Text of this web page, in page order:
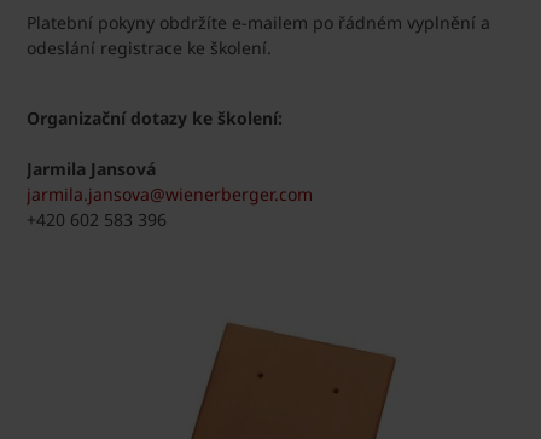
Platební pokyny obdržíte e-mailem po řádném vyplnění a
odeslání registrace ke školení.
Organizační dotazy ke školení:
Jarmila Jansová
jarmila.jansova@wienerberger.com
+420 602 583 396